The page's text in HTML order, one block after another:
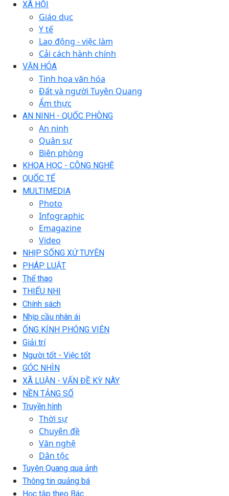
XÃ HỘI
Giáo dục
Y tế
Lao động - việc làm
Cải cách hành chính
VĂN HÓA
Tinh hoa văn hóa
Đất và người Tuyên Quang
Ẩm thực
AN NINH - QUỐC PHÒNG
An ninh
Quân sự
Biên phòng
KHOA HỌC - CÔNG NGHỆ
QUỐC TẾ
MULTIMEDIA
Photo
Infographic
Emagazine
Video
NHỊP SỐNG XỨ TUYÊN
PHÁP LUẬT
Thể thao
THIẾU NHI
Chính sách
Nhịp cầu nhân ái
ỐNG KÍNH PHÓNG VIÊN
Giải trí
Người tốt - Việc tốt
GÓC NHÌN
XÃ LUẬN - VẤN ĐỀ KỲ NÀY
NỀN TẢNG SỐ
Truyền hình
Thời sự
Chuyên đề
Văn nghệ
Dân tộc
Tuyên Quang qua ảnh
Thông tin quảng bá
Học tập theo Bác